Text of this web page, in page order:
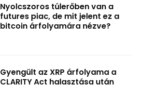
Nyolcszoros túlerőben van a
futures piac, de mit jelent ez a
bitcoin árfolyamára nézve?
Gyengült az XRP árfolyama a
CLARITY Act halasztása után